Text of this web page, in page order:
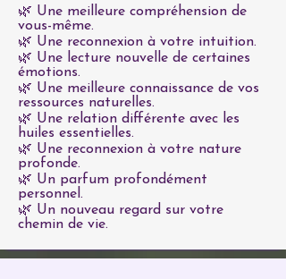
🌿 Une meilleure compréhension de
vous-même.
🌿 Une reconnexion à votre intuition.
🌿 Une lecture nouvelle de certaines
émotions.
🌿 Une meilleure connaissance de vos
ressources naturelles.
🌿 Une relation différente avec les
huiles essentielles.
🌿 Une reconnexion à votre nature
profonde.
🌿 Un parfum profondément
personnel.
🌿 Un nouveau regard sur votre
chemin de vie.